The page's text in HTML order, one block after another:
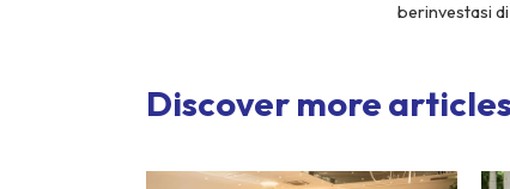
berinvestasi
Discover more